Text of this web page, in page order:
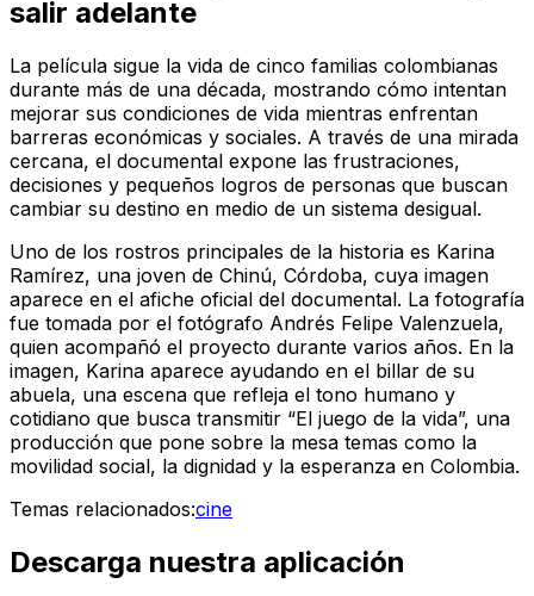
salir adelante
La película sigue la vida de cinco familias colombianas
durante más de una década, mostrando cómo intentan
mejorar sus condiciones de vida mientras enfrentan
barreras económicas y sociales. A través de una mirada
cercana, el documental expone las frustraciones,
decisiones y pequeños logros de personas que buscan
cambiar su destino en medio de un sistema desigual.
Uno de los rostros principales de la historia es Karina
Ramírez, una joven de Chinú, Córdoba, cuya imagen
aparece en el afiche oficial del documental. La fotografía
fue tomada por el fotógrafo Andrés Felipe Valenzuela,
quien acompañó el proyecto durante varios años. En la
imagen, Karina aparece ayudando en el billar de su
abuela, una escena que refleja el tono humano y
cotidiano que busca transmitir “El juego de la vida”, una
producción que pone sobre la mesa temas como la
movilidad social, la dignidad y la esperanza en Colombia.
Temas relacionados:cine
Descarga nuestra aplicación